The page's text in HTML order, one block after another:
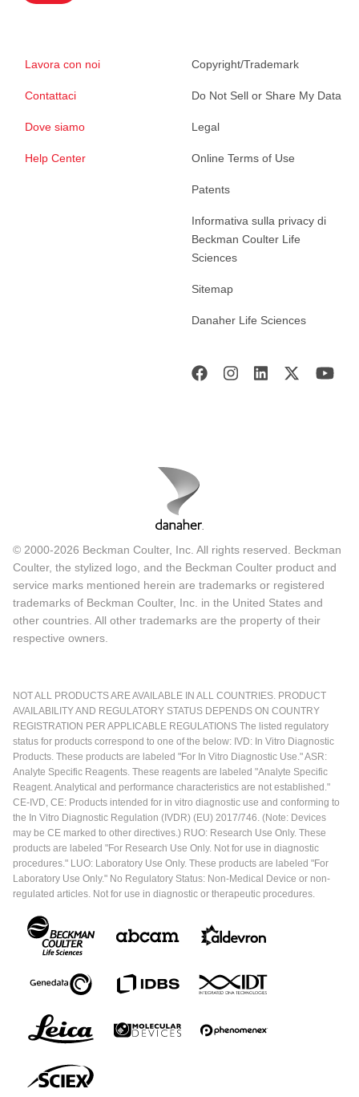
Lavora con noi
Contattaci
Dove siamo
Help Center
Copyright/Trademark
Do Not Sell or Share My Data
Legal
Online Terms of Use
Patents
Informativa sulla privacy di
Beckman Coulter Life
Sciences
Sitemap
Danaher Life Sciences
© 2000-2026 Beckman Coulter, Inc. All rights reserved. Beckman
Coulter, the stylized logo, and the Beckman Coulter product and
service marks mentioned herein are trademarks or registered
trademarks of Beckman Coulter, Inc. in the United States and
other countries. All other trademarks are the property of their
respective owners.
NOT ALL PRODUCTS ARE AVAILABLE IN ALL COUNTRIES. PRODUCT
AVAILABILITY AND REGULATORY STATUS DEPENDS ON COUNTRY
REGISTRATION PER APPLICABLE REGULATIONS The listed regulatory
status for products correspond to one of the below: IVD: In Vitro Diagnostic
Products. These products are labeled "For In Vitro Diagnostic Use." ASR:
Analyte Specific Reagents. These reagents are labeled "Analyte Specific
Reagent. Analytical and performance characteristics are not established."
CE-IVD, CE: Products intended for in vitro diagnostic use and conforming to
the In Vitro Diagnostic Regulation (IVDR) (EU) 2017/746. (Note: Devices
may be CE marked to other directives.) RUO: Research Use Only. These
products are labeled "For Research Use Only. Not for use in diagnostic
procedures." LUO: Laboratory Use Only. These products are labeled "For
Laboratory Use Only." No Regulatory Status: Non-Medical Device or non-
regulated articles. Not for use in diagnostic or therapeutic procedures.